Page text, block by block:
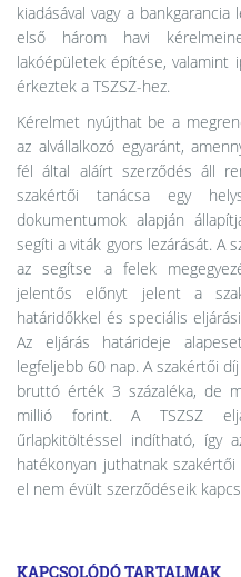
kiadásával vagy a
első három havi
lakóépületek építése, valamint
érkeztek a TSZSZ-hez.
Kérelmet nyújthat be a
az alvállalkozó egyaránt,
fél által aláírt szerződés áll
szakértői tanácsa egy
dokumentumok alapján
segíti a viták gyors lezárását. A
az segítse a felek
jelentős előnyt jelent a
határidőkkel és speciális
Az eljárás határideje
legfeljebb 60 nap. A szakértői
bruttó érték 3 százaléka, de
millió forint. A TSZSZ
űrlapkitöltéssel indítható, így
hatékonyan juthatnak
el nem évült szerződéseik
KAPCSOLÓDÓ TARTALMAK